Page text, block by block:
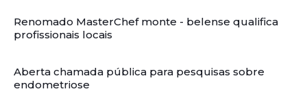
Renomado MasterChef monte - belense qualifica
profissionais locais
Aberta chamada pública para pesquisas sobre
endometriose